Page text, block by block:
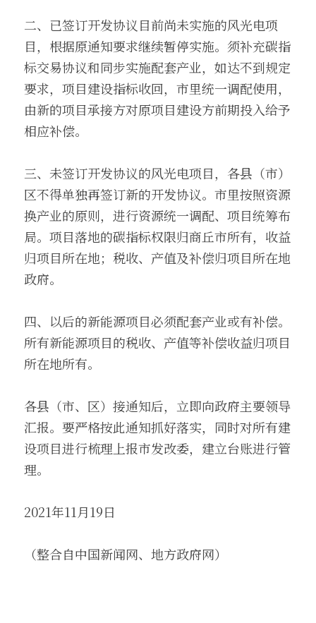
二、已签订开发协议目前尚未实施的风光电项
目，根据原通知要求继续暂停实施。须补充碳指
标交易协议和同步实施配套产业，如达不到规定
要求，项目建设指标收回，市里统一调配使用，
由新的项目承接方对原项目建设方前期投入给予
相应补偿。
三、未签订开发协议的风光电项目，各县（市）
区不得单独再签订新的开发协议。市里按照资源
换产业的原则，进行资源统一调配、项目统筹布
局。项目落地的碳指标权限归商丘市所有，收益
归项目所在地；税收、产值及补偿归项目所在地
政府。
四、以后的新能源项目必须配套产业或有补偿。
所有新能源项目的税收、产值等补偿收益归项目
所在地所有。
各县（市、区）接通知后，立即向政府主要领导
汇报。要严格按此通知抓好落实，同时对所有建
设项目进行梳理上报市发改委，建立台账进行管
理。
2021年11月19日
（整合自中国新闻网、地方政府网）